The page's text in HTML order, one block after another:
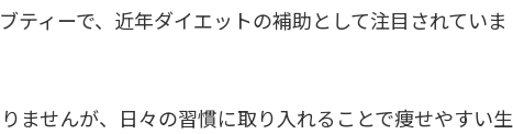
ティーで、近年ダイエットの補助として注目されていま
ませんが、日々の習慣に取り入れることで痩せやすい生